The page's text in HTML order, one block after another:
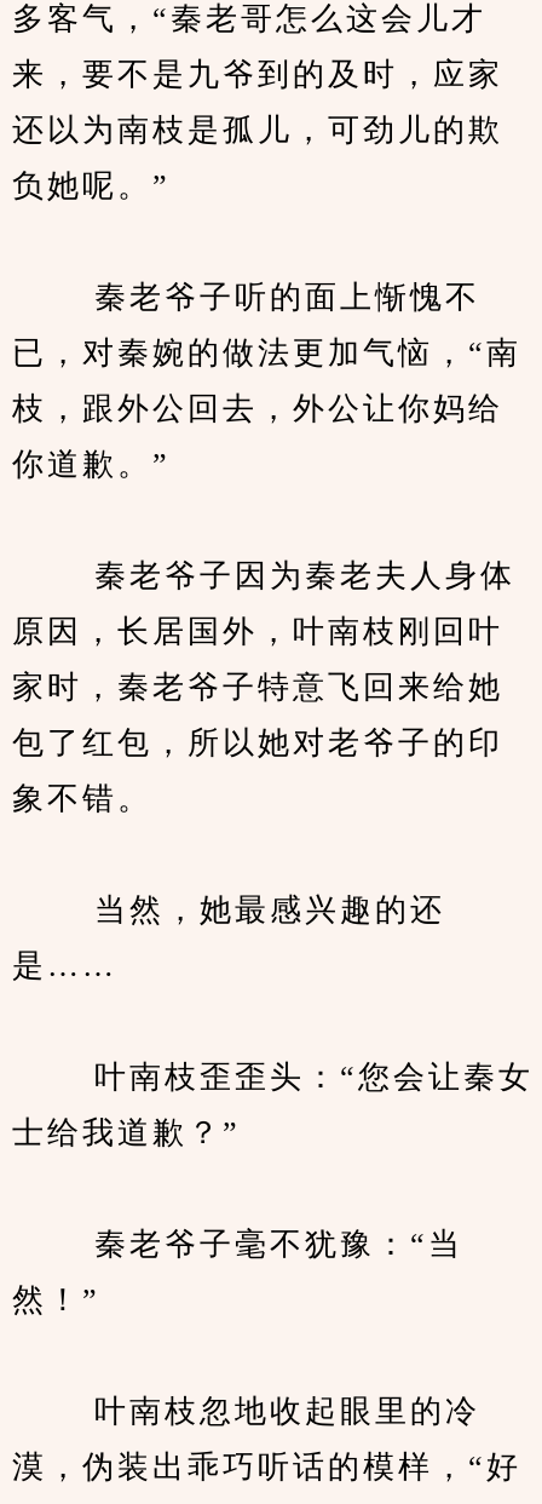
多客气，“秦老哥怎么这会儿才
来，要不是九爷到的及时，应家
还以为南枝是孤儿，可劲儿的欺
负她呢。”
秦老爷子听的面上惭愧不
已，对秦婉的做法更加气恼，“南
枝，跟外公回去，外公让你妈给
你道歉。”
秦老爷子因为秦老夫人身体
原因，长居国外，叶南枝刚回叶
家时，秦老爷子特意飞回来给她
包了红包，所以她对老爷子的印
象不错。
当然，她最感兴趣的还
是……
叶南枝歪歪头：“您会让秦女
士给我道歉？”
秦老爷子毫不犹豫：“当
然！”
叶南枝忽地收起眼里的冷
漠，伪装出乖巧听话的模样，“好